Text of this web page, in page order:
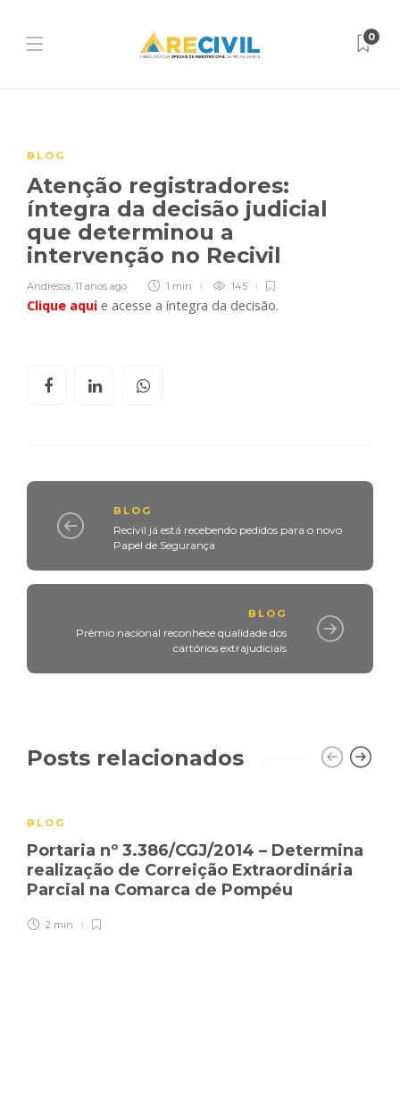
0
BLOG
Atenção registradores:
íntegra da decisão judicial
que determinou a
intervenção no Recivil
Andressa, 11 anos ago 1 min 145
Clique aqui e acesse a íntegra da decisão.
BLOG
Recivil já está recebendo pedidos para o novo
Papel de Segurança
BLOG
Prêmio nacional reconhece qualidade dos
cartórios extrajudiciais
Posts relacionados
BLOG
Portaria nº 3.386/CGJ/2014 – Determina
realização de Correição Extraordinária
Parcial na Comarca de Pompéu
2 min